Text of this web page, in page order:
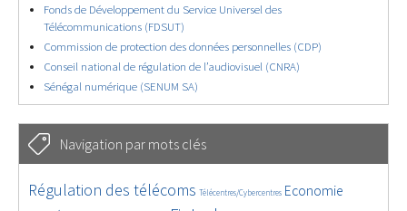
Fonds de Développement du Service Universel des
Télécommunications (FDSUT)
Commission de protection des données personnelles (CDP)
Conseil national de régulation de l’audiovisuel (CNRA)
Sénégal numérique (SENUM SA)
Navigation par mots clés
4644/5722
Régulation des télécoms
387/5722 Télécentres/Cybercentres
3671/5722
Economie